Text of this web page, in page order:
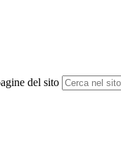
del sito